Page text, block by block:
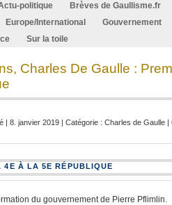
politique Brèves de Gaullisme.fr
Europe/International Gouvernement
Sur la toile
Charles De Gaulle :
| 8. janvier 2019 | Catégorie : Charles de Gaulle |
4E À LA 5E RÉPUBLIQUE
du gouvernement de Pierre Pflimlin.